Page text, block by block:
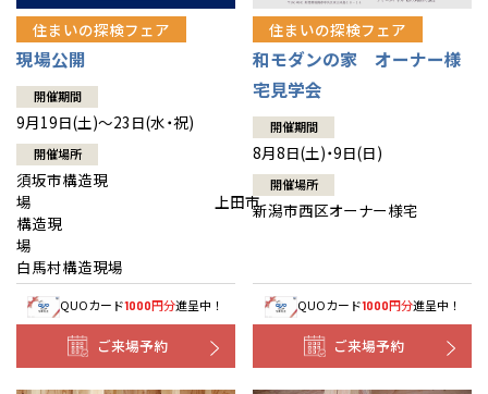
住まいの探検フェア
現場公開
開催期間
9月19日(土)～23日(水・祝)
開催場所
須坂市構造現
場 上田市
構造現
場
白馬村構造現場
QUOカード1000円分進呈中！
ご来場予約
住まいの探検フェア
和モダンの家 オーナー様
宅見学会
開催期間
8月8日(土)・9日(日)
開催場所
新潟市西区オーナー様宅
QUOカード1000円分進呈中！
ご来場予約